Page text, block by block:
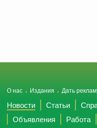
О нас Издания Дать
Новости Статьи
Объявления
Работа